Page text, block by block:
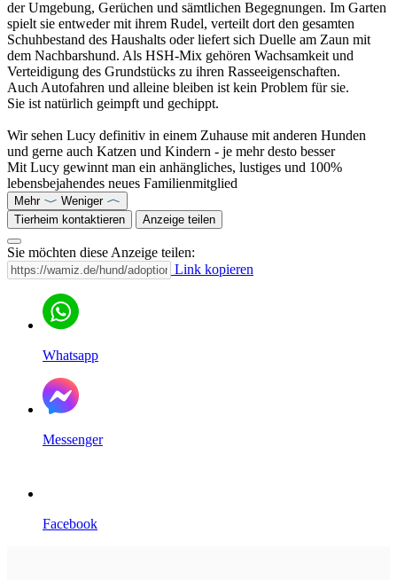
der Umgebung, Gerüchen und sämtlichen Begegnungen. Im Garten
spielt sie entweder mit ihrem Rudel, verteilt dort den gesamten
Schuhbestand des Haushalts oder liefert sich Duelle am Zaun mit
dem Nachbarshund. Als HSH-Mix gehören Wachsamkeit und
Verteidigung des Grundstücks zu ihren Rasseeigenschaften.
Auch Autofahren und alleine bleiben ist kein Problem für sie.
Sie ist natürlich geimpft und gechippt.
Wir sehen Lucy definitiv in einem Zuhause mit anderen Hunden
und gerne auch Katzen und Kindern - je mehr desto besser
Mit Lucy gewinnt man ein anhängliches, lustiges und 100%
lebensbejahendes neues Familienmitglied
Mehr
Weniger
Tierheim kontaktieren
Anzeige teilen
Sie möchten diese Anzeige teilen:
Link kopieren
Whatsapp
Messenger
Facebook